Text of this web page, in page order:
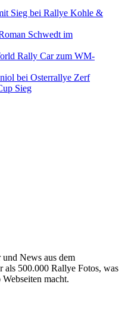
Sieg bei Rallye Kohle &
Schwedt im
Rally Car zum WM-
bei Osterrallye Zerf
Sieg
News aus dem
als 500.000 Rallye Fotos, was
macht.